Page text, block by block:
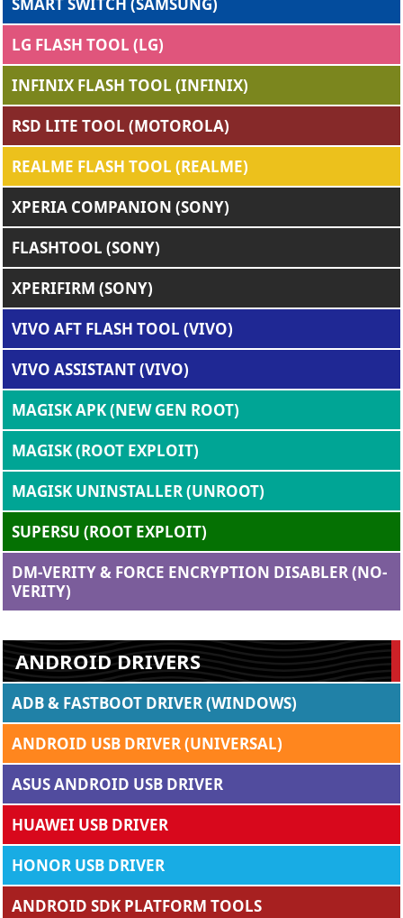
SMART SWITCH (SAMSUNG)
LG FLASH TOOL (LG)
INFINIX FLASH TOOL (INFINIX)
RSD LITE TOOL (MOTOROLA)
REALME FLASH TOOL (REALME)
XPERIA COMPANION (SONY)
FLASHTOOL (SONY)
XPERIFIRM (SONY)
VIVO AFT FLASH TOOL (VIVO)
VIVO ASSISTANT (VIVO)
MAGISK APK (NEW GEN ROOT)
MAGISK (ROOT EXPLOIT)
MAGISK UNINSTALLER (UNROOT)
SUPERSU (ROOT EXPLOIT)
DM-VERITY & FORCE ENCRYPTION DISABLER (NO-
VERITY)
ANDROID DRIVERS
ADB & FASTBOOT DRIVER (WINDOWS)
ANDROID USB DRIVER (UNIVERSAL)
ASUS ANDROID USB DRIVER
HUAWEI USB DRIVER
HONOR USB DRIVER
ANDROID SDK PLATFORM TOOLS